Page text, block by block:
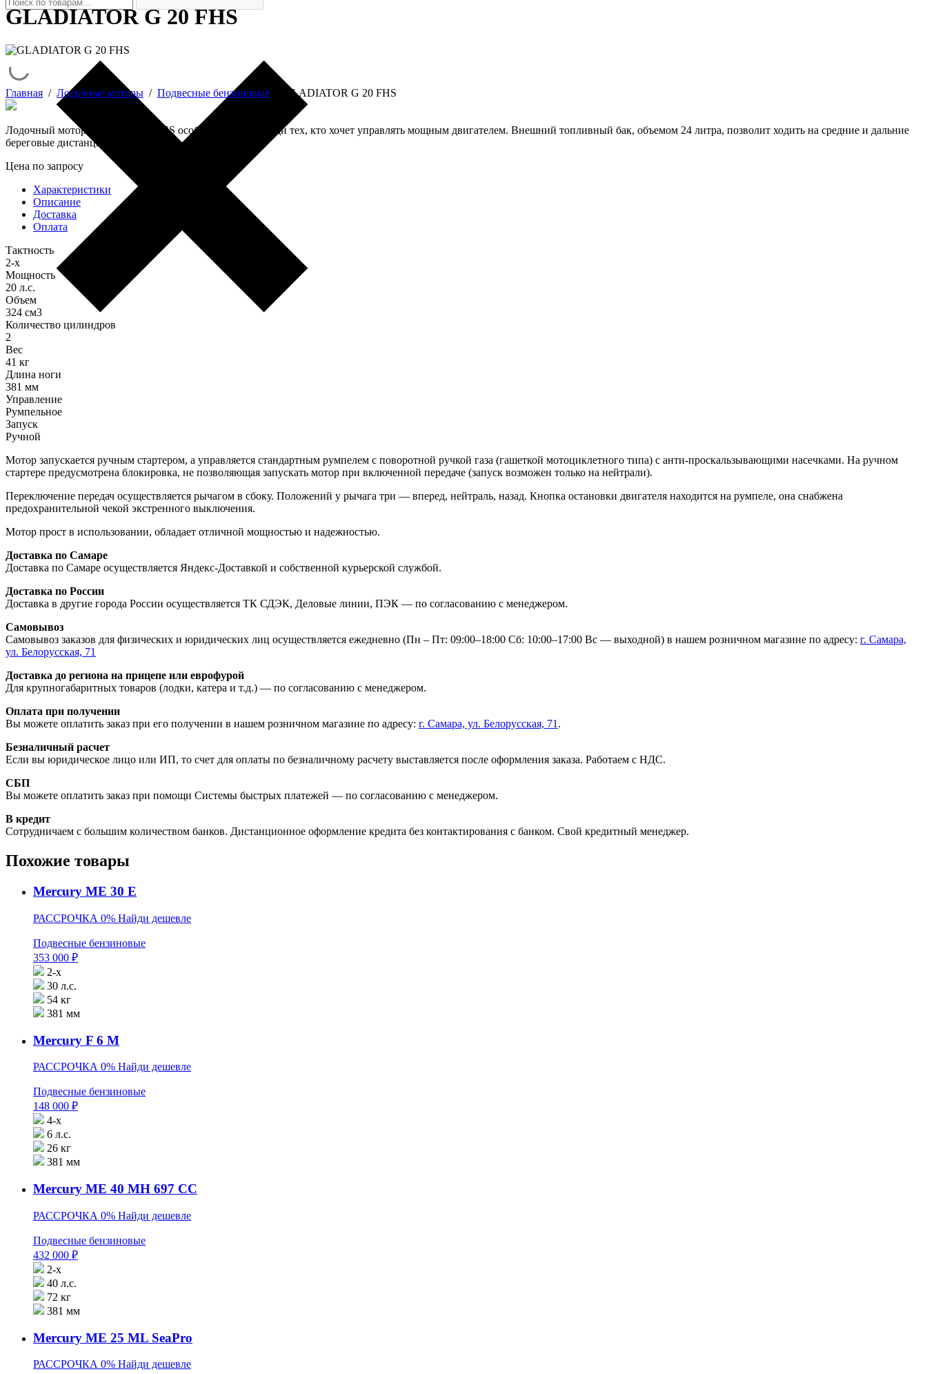
GLADIATOR G 20 FHS
Главная / Лодочные моторы / Подвесные бензиновые GLADIATOR G 20 FHS
Лодочный мотор Gladiator G 20FHS особо популярен среди тех, кто хочет управлять мощным двигателем. Внешний топливный бак, объемом 24 литра, позволит ходить на средние и дальние
береговые дистанции.
Цена по запросу
Характеристики
Описание
Доставка
Оплата
Тактность
2-х
Мощность
20 л.с.
Объем
324 см3
Количество цилиндров
2
Вес
41 кг
Длина ноги
381 мм
Управление
Румпельное
Запуск
Ручной
Мотор запускается ручным стартером, а управляется стандартным румпелем с поворотной ручкой газа (гашеткой мотоциклетного типа) с анти-проскальзывающими насечками. На ручном
стартере предусмотрена блокировка, не позволяющая запускать мотор при включенной передаче (запуск возможен только на нейтрали).
Переключение передач осуществляется рычагом в сбоку. Положений у рычага три — вперед, нейтраль, назад. Кнопка остановки двигателя находится на румпеле, она снабжена
предохранительной чекой экстренного выключения.
Мотор прост в использовании, обладает отличной мощностью и надежностью.
Доставка по Самаре
Доставка по Самаре осуществляется Яндекс-Доставкой и собственной курьерской службой.
Доставка по России
Доставка в другие города России осуществляется ТК СДЭК, Деловые линии, ПЭК — по согласованию с менеджером.
Самовывоз
Самовывоз заказов для физических и юридических лиц осуществляется ежедневно (Пн – Пт: 09:00–18:00 Сб: 10:00–17:00 Вс — выходной) в нашем розничном магазине по адресу: г. Самара,
ул. Белорусская, 71
Доставка до региона на прицепе или еврофурой
Для крупногабаритных товаров (лодки, катера и т.д.) — по согласованию с менеджером.
Оплата при получении
Вы можете оплатить заказ при его получении в нашем розничном магазине по адресу: г. Самара, ул. Белорусская, 71.
Безналичный расчет
Если вы юридическое лицо или ИП, то счет для оплаты по безналичному расчету выставляется после оформления заказа. Работаем с НДС.
СБП
Вы можете оплатить заказ при помощи Системы быстрых платежей — по согласованию с менеджером.
В кредит
Сотрудничаем с большим количеством банков. Дистанционное оформление кредита без контактирования с банком. Свой кредитный менеджер.
Похожие товары
Mercury ME 30 E
РАССРОЧКА 0% Найди дешевле
Подвесные бензиновые
353 000 ₽
2-х
30 л.с.
54 кг
381 мм
Mercury F 6 M
РАССРОЧКА 0% Найди дешевле
Подвесные бензиновые
148 000 ₽
4-х
6 л.с.
26 кг
381 мм
Mercury ME 40 MH 697 CC
РАССРОЧКА 0% Найди дешевле
Подвесные бензиновые
432 000 ₽
2-х
40 л.с.
72 кг
381 мм
Mercury ME 25 ML SeaPro
РАССРОЧКА 0% Найди дешевле